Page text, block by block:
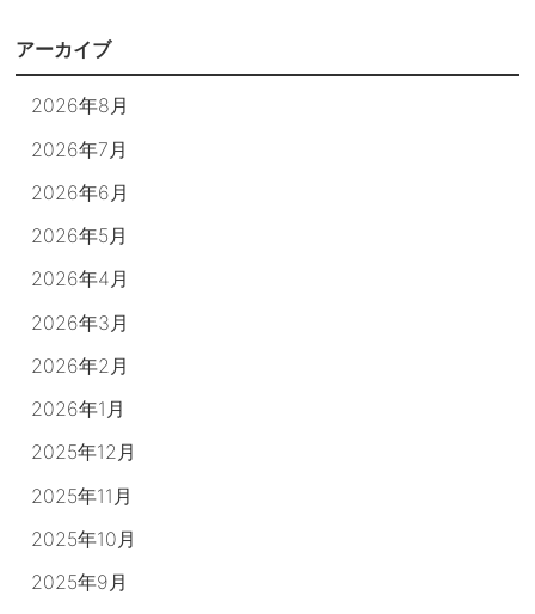
アーカイブ
2026年8月
2026年7月
2026年6月
2026年5月
2026年4月
2026年3月
2026年2月
2026年1月
2025年12月
2025年11月
2025年10月
2025年9月